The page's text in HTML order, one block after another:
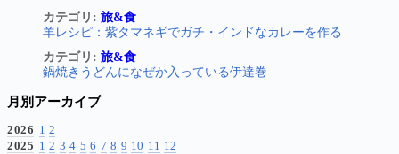
羊レシピ：紫タマネギでガチ・インドなカレーを作る
カテゴリ: 旅&食
鍋焼きうどんになぜか入っている伊達巻
カテゴリ: 旅&食
月別アーカイブ
2026 1 2
2025 1 2 3 4 5 6 7 8 9 10 11 12